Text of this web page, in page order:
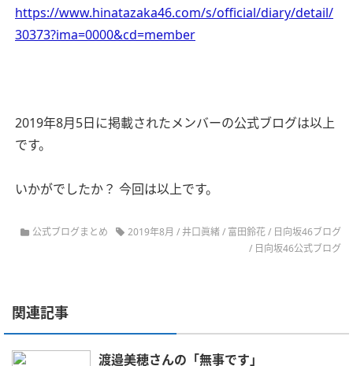
https://www.hinatazaka46.com/s/official/diary/detail/
30373?ima=0000&cd=member
2019年8月5日に掲載されたメンバーの公式ブログは以上
です。
いかがでしたか？ 今回は以上です。
公式ブログまとめ 2019年8月 /井口眞緒/ 富田鈴花/ 日向坂46ブログ
/ 日向坂46公式ブログ
関連記事
渡邉美穂さんの「無事です」